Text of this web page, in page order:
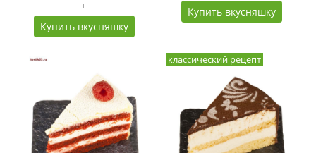
г
Купить вкусняшку
Купить вкусняшку
классический рецепт